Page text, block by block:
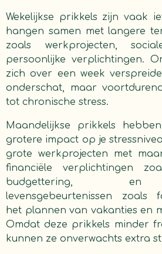
Wekelijkse prikkels zijn vaak
hangen samen met langere
zoals werkprojecten,
persoonlijke verplichtingen.
zich over een week
onderschat, maar
tot chronische stress.
Maandelijkse prikkels
grotere impact op je
grote werkprojecten met
financiële verplichtingen
budgettering, en
levensgebeurtenissen zoals
het plannen van vakanties en
Omdat deze prikkels minder
kunnen ze onverwachts extra